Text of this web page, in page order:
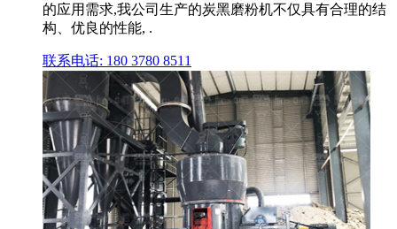
的应用需求,我公司生产的炭黑磨粉机不仅具有合理的结
构、优良的性能, .
联系电话: 180 3780 8511